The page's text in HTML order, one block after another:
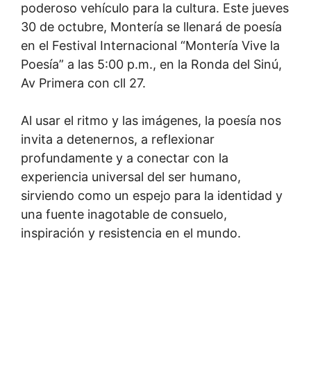
poderoso vehículo para la cultura. Este jueves
30 de octubre, Montería se llenará de poesía
en el Festival Internacional “Montería Vive la
Poesía” a las 5:00 p.m., en la Ronda del Sinú,
Av Primera con cll 27.
Al usar el ritmo y las imágenes, la poesía nos
invita a detenernos, a reflexionar
profundamente y a conectar con la
experiencia universal del ser humano,
sirviendo como un espejo para la identidad y
una fuente inagotable de consuelo,
inspiración y resistencia en el mundo.